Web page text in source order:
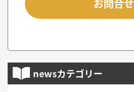
お問合せ
newsカテゴリー